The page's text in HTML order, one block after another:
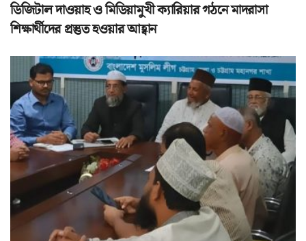
ডিজিটাল দাওয়াহ ও মিডিয়ামুখী ক্যারিয়ার গঠনে মাদরাসা
শিক্ষার্থীদের প্রস্তুত হওয়ার আহ্বান